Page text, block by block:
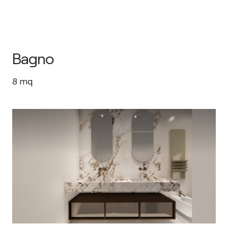
Bagno
8 mq